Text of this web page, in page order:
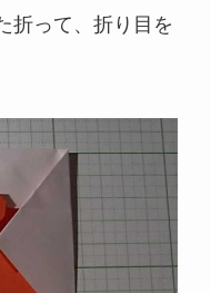
折って、折り目を